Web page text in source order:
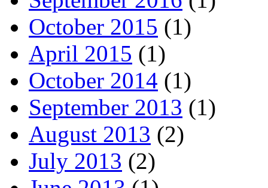
October 2015 (1)
April 2015 (1)
October 2014 (1)
September 2013 (1)
August 2013 (2)
July 2013 (2)